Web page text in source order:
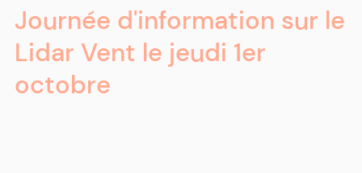
Journée d'information sur le
Lidar Vent le jeudi 1er
octobre